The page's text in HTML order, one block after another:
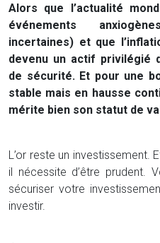
Alors que l’actualité
événements
incertaines) et que
devenu un actif privilégié
de sécurité. Et pour une
stable mais en hausse
mérite bien son statut de
L’or reste un investissement.
il nécessite d’être prudent.
sécuriser votre
investir.